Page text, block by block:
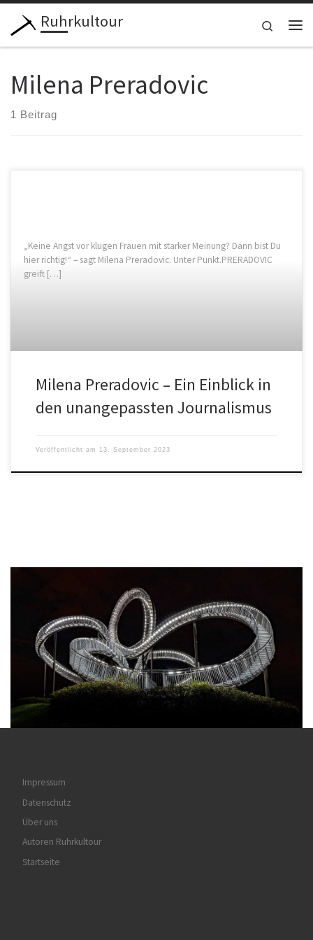
Zum Inhalt springen
Ruhrkultour
Search
Milena Preradovic
1 Beitrag
„Keine Angst vor klugen Frauen mit starker Meinung? Dann bist Du
hier richtig!“ – sagt Milena Preradovic. Unter Punkt.PRERADOVIC
greift […]
Milena Preradovic – Ein Einblick in
den unangepassten Journalismus
Veröffentlicht am 13. September 2023
Impressum
Datenschutz
Über uns
Autoren Ruhrkultour
Startseite